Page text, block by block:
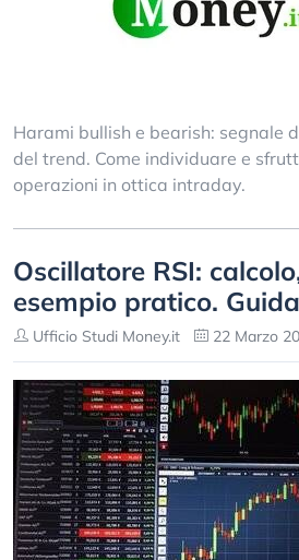
Harami bullish e bearish: segnale
del trend. Come individuare e
operazioni in ottica intraday.
Oscillatore RSI:
esempio pratico.
Ufficio Studi Money.it 22 Marzo